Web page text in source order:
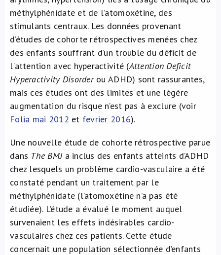
méthylphénidate et de l’atomoxétine, des
stimulants centraux. Les données provenant
d’études de cohorte rétrospectives menées chez
des enfants souffrant d’un trouble du déficit de
l'attention avec hyperactivité (Attention Deficit
Hyperactivity Disorderou ADHD) sont rassurantes,
mais ces études ont des limites et une légère
augmentation du risque n’est pas à exclure (voir
Folia mai 2012 et fevrier 2016).
Une nouvelle étude de cohorte rétrospective parue
dans The BMJa inclus des enfants atteints d’ADHD
chez lesquels un problème cardio-vasculaire a été
constaté pendant un traitement par le
méthylphénidate (l’atomoxétine n’a pas été
étudiée). L’étude a évalué le moment auquel
survenaient les effets indésirables cardio-
vasculaires chez ces patients. Cette étude
concernait une population sélectionnée d’enfants